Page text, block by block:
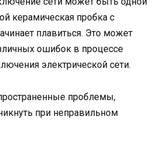
керамическая пробка с
плавиться. Это может
ошибок в процессе
электрической сети.
проблемы,
при неправильном